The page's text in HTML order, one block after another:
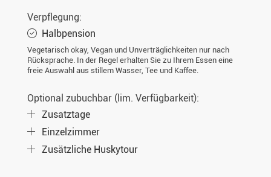
Verpflegung:
Halbpension
Vegetarisch okay, Vegan und Unverträglichkeiten nur nach
Rücksprache. In der Regel erhalten Sie zu Ihrem Essen eine
freie Auswahl aus stillem Wasser, Tee und Kaffee.
Optional zubuchbar (lim. Verfügbarkeit):
Zusatztage
Einzelzimmer
Zusätzliche Huskytour